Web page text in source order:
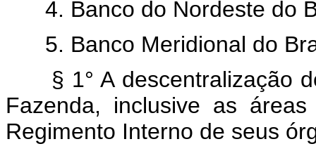
4. Banco do Nordeste do
5. Banco Meridional do
§ 1° A descentralização
Fazenda, inclusive as
Regimento Interno de seus